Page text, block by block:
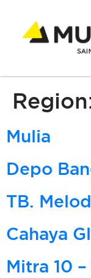
Mulia
Depo
TB.
Cahaya
Mitra 10